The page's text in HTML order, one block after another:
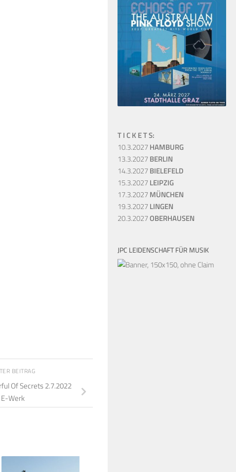
BEITRAG
Of Secrets 2.7.2022
E-Werk
T I C K E T S:
10.3.2027HAMBURG
13.3.2027BERLIN
14.3.2027BIELEFELD
15.3.2027LEIPZIG
17.3.2027MÜNCHEN
19.3.2027LINGEN
20.3.2027OBERHAUSEN
JPC LEIDENSCHAFT FÜR MUSIK